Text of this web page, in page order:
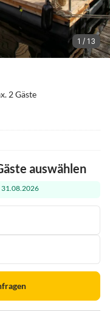
1 / 13
2 Gäste
auswählen
31.08.2026